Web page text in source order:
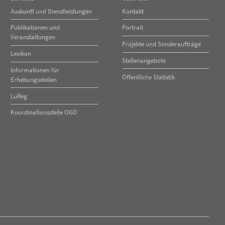
Auskunft und Dienstleistungen
Publikationen und
Veranstaltungen
Lexikon
Informationen für
Erhebungsstellen
LuReg
Koordinationsstelle OGD
Kontakt
Portrait
Projekte und Sonderaufträge
Stellenangebote
Öffentliche Statistik